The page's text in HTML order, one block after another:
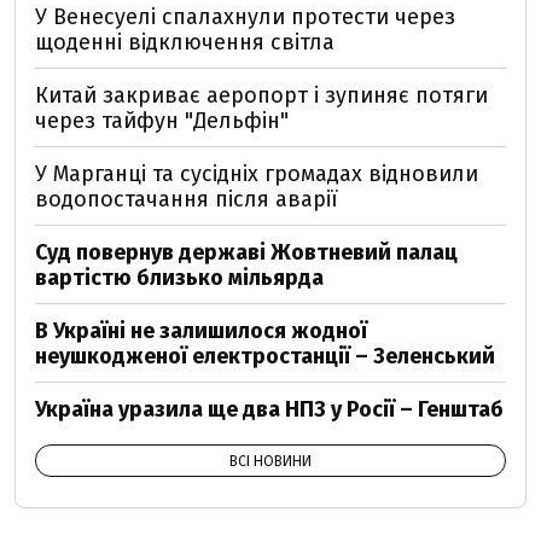
У Венесуелі спалахнули протести через
щоденні відключення світла
Китай закриває аеропорт і зупиняє потяги
через тайфун "Дельфін"
У Марганці та сусідніх громадах відновили
водопостачання після аварії
Суд повернув державі Жовтневий палац
вартістю близько мільярда
В Україні не залишилося жодної
неушкодженої електростанції – Зеленський
Україна уразила ще два НПЗ у Росії – Генштаб
ВСІ НОВИНИ